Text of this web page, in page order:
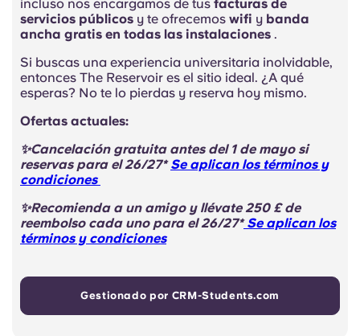
incluso nos encargamos de tus facturas de
servicios públicos y te ofrecemos wifi y banda
ancha gratis en todas las instalaciones .
Si buscas una experiencia universitaria inolvidable,
entonces The Reservoir es el sitio ideal. ¿A qué
esperas? No te lo pierdas y reserva hoy mismo.
Ofertas actuales:
✨Cancelación gratuita antes del 1 de mayosi
reservas para el 26/27*Se aplican los términos y
condiciones
✨Recomienda a un amigo y llévate 250 £ de
reembolso cada uno para el 26/27*Se aplican los
términos y condiciones
Gestionado por CRM-Students.com